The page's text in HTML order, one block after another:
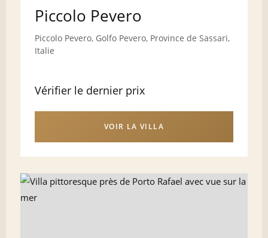
Piccolo Pevero
Piccolo Pevero, Golfo Pevero, Province de Sassari,
Italie
Vérifier le dernier prix
VOIR LA VILLA